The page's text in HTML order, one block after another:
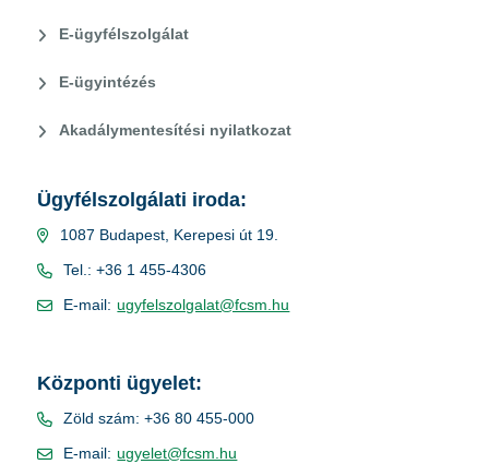
E-ügyfélszolgálat
E-ügyintézés
Akadálymentesítési nyilatkozat
Ügyfélszolgálati iroda:
1087 Budapest, Kerepesi út 19.
Tel.: +36 1 455-4306
E-mail: ugyfelszolgalat@fcsm.hu
Központi ügyelet:
Zöld szám: +36 80 455-000
E-mail: ugyelet@fcsm.hu